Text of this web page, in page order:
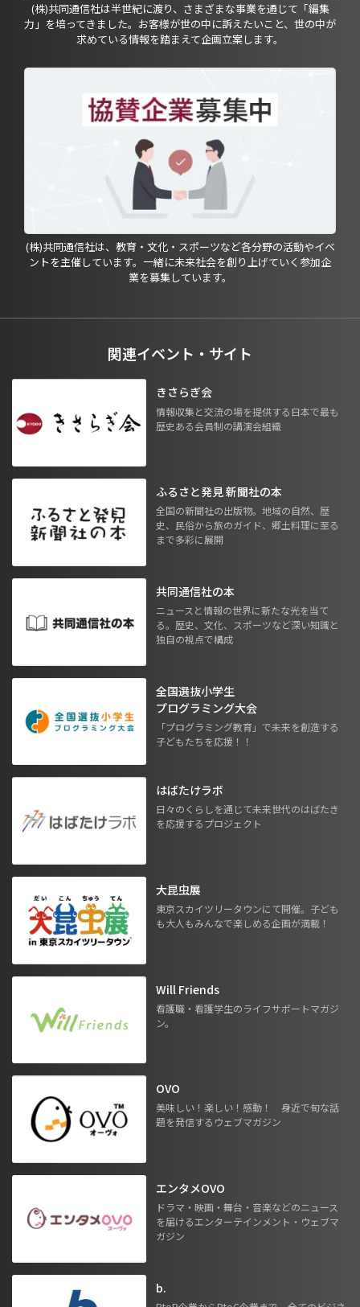
(株)共同通信社は半世紀に渡り、さまざまな事業を通じて「編集
力」を培ってきました。お客様が世の中に訴えたいこと、世の中が
求めている情報を踏まえて企画立案します。
(株)共同通信社は、教育・文化・スポーツなど各分野の活動やイベ
ントを主催しています。一緒に未来社会を創り上げていく参加企
業を募集しています。
関連イベント・サイト
きさらぎ会
情報収集と交流の場を提供する日本で最も
歴史ある会員制の講演会組織
ふるさと発見 新聞社の本
全国の新聞社の出版物。地域の自然、歴
史、民俗から旅のガイド、郷土料理に至る
まで多彩に展開
共同通信社の本
ニュースと情報の世界に新たな光を当て
る。歴史、文化、スポーツなど深い知識と
独自の視点で構成
全国選抜小学生
プログラミング大会
「プログラミング教育」で未来を創造する
子どもたちを応援！！
はばたけラボ
日々のくらしを通じて未来世代のはばたき
を応援するプロジェクト
大昆虫展
東京スカイツリータウンにて開催。子ども
も大人もみんなで楽しめる企画が満載！
Will Friends
看護職・看護学生のライフサポートマガジ
ン。
OVO
美味しい！楽しい！感動！ 身近で旬な話
題を発信するウェブマガジン
エンタメOVO
ドラマ・映画・舞台・音楽などのニュース
を届けるエンターテインメント・ウェブマ
ガジン
b.